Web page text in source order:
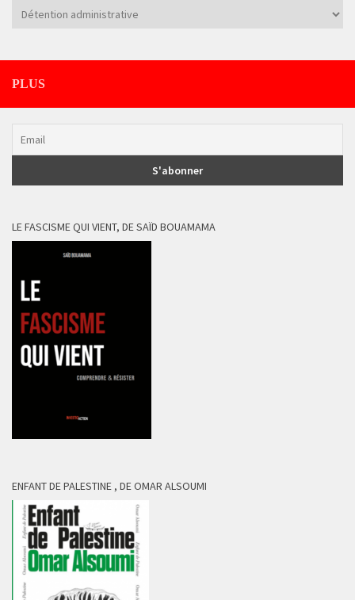
Catégories
PLUS
LE FASCISME QUI VIENT, DE SAÏD BOUAMAMA
ENFANT DE PALESTINE , DE OMAR ALSOUMI